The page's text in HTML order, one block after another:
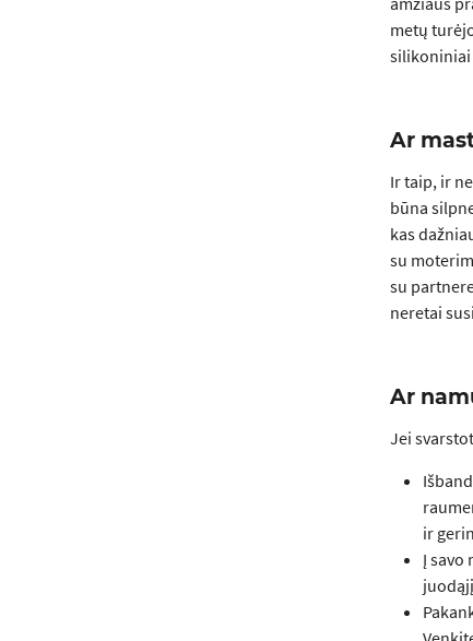
metų
silikoniniai
Ar
Ir taip, ir
būna
kas
su
su
neretai
Ar
Jei
ir
Į savo